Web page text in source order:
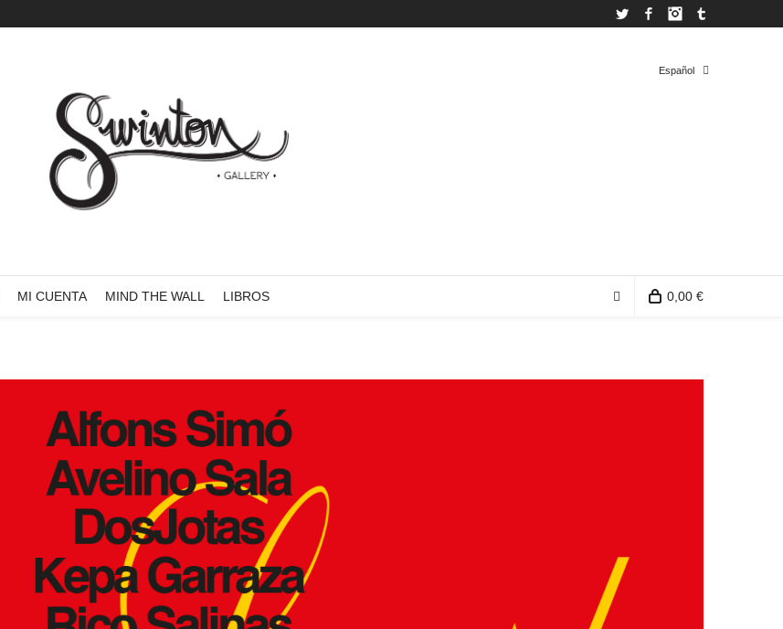
Twitter FacebookInstagram
Español
MI CUENTA MIND THE WALL LIBROS 0,00 €